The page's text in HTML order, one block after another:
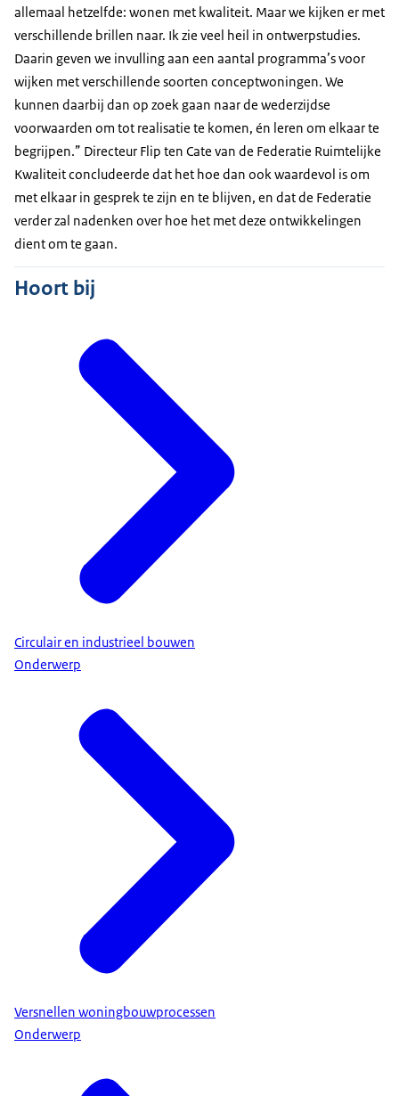
allemaal hetzelfde: wonen met kwaliteit. Maar we kijken er met
verschillende brillen naar. Ik zie veel heil in ontwerpstudies.
Daarin geven we invulling aan een aantal programma’s voor
wijken met verschillende soorten conceptwoningen. We
kunnen daarbij dan op zoek gaan naar de wederzijdse
voorwaarden om tot realisatie te komen, én leren om elkaar te
begrijpen.” Directeur Flip ten Cate van de Federatie Ruimtelijke
Kwaliteit concludeerde dat het hoe dan ook waardevol is om
met elkaar in gesprek te zijn en te blijven, en dat de Federatie
verder zal nadenken over hoe het met deze ontwikkelingen
dient om te gaan.
Hoort bij
Circulair en industrieel bouwen
Onderwerp
Versnellen woningbouwprocessen
Onderwerp